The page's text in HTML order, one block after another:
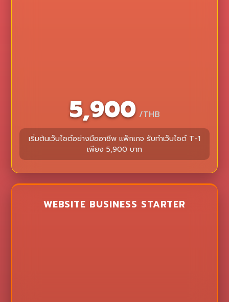
5,900 /THB
เริ่มต้นเว็บไซต์อย่างมืออาชีพ แพ็กเกจ รับทำเว็บไซต์ T-1
เพียง 5,900 บาท
WEBSITE BUSINESS STARTER